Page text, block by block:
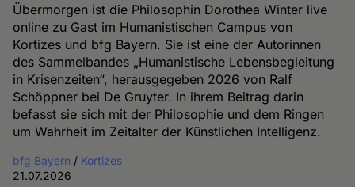
Übermorgen ist die Philosophin Dorothea Winter live
online zu Gast im Humanistischen Campus von
Kortizes und bfg Bayern. Sie ist eine der Autorinnen
des Sammelbandes „Humanistische Lebensbegleitung
in Krisenzeiten“, herausgegeben 2026 von Ralf
Schöppner bei De Gruyter. In ihrem Beitrag darin
befasst sie sich mit der Philosophie und dem Ringen
um Wahrheit im Zeitalter der Künstlichen Intelligenz.
bfg Bayern / Kortizes
21.07.2026